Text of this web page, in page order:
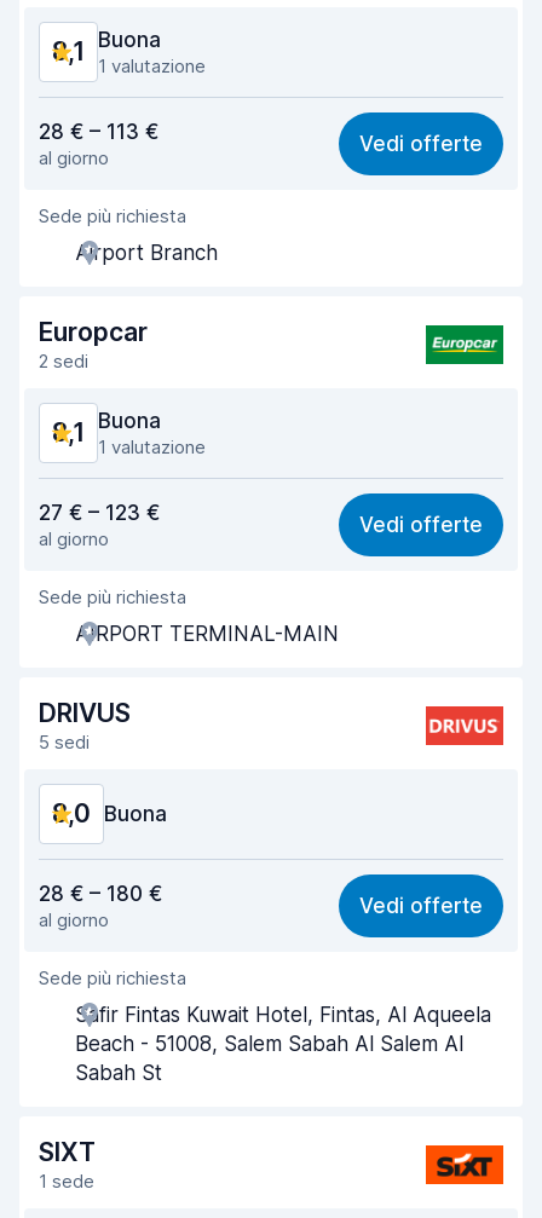
Condizioni dell'auto
8,1 Buona
1 valutazione
8,0
Facile da trovare 8,2
Gentilezza degli agenti
Rapidità del ritiro
Rapidità della riconsegna 8,2
Condizioni dell'auto
28 € – 113 €
al giorno
Vedi offerte
Sede più richiesta
Airport Branch
Europcar
2 sedi
8,1 Buona
1 valutazione
8,0
Facile da trovare 8,2
Gentilezza degli agenti
Rapidità del ritiro
Rapidità della riconsegna 8,2
Condizioni dell'auto
27 € – 123 €
al giorno
Vedi offerte
Sede più richiesta
AIRPORT TERMINAL-MAIN
DRIVUS
5 sedi
8,0 Buona
8,0
Facile da trovare 8,2
Gentilezza degli agenti
Rapidità del ritiro
Rapidità della riconsegna
Pulizia del veicolo 7,9
Condizioni dell'auto
28 € – 180 €
al giorno
Vedi offerte
Sede più richiesta
Safir Fintas Kuwait Hotel, Fintas, Al Aqueela
Beach - 51008, Salem Sabah Al Salem Al
Sabah St
SIXT
1 sede